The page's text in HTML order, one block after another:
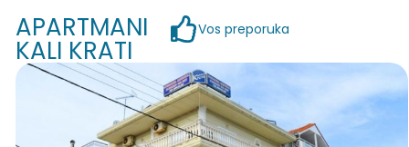
APARTMANI
KALI KRATI
Vos preporuka